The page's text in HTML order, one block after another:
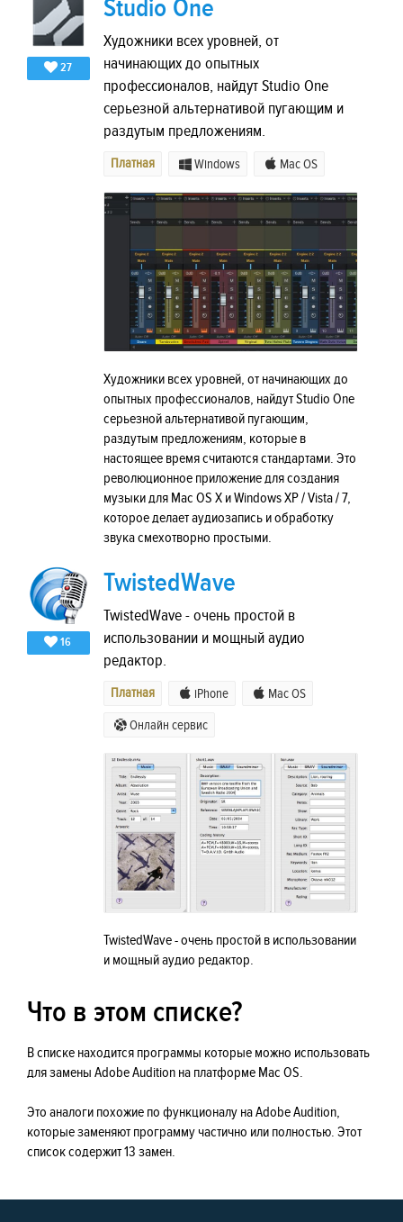
27
Studio One
Художники всех уровней, от
начинающих до опытных
профессионалов, найдут Studio One
серьезной альтернативой пугающим и
раздутым предложениям.
Платная Windows Mac OS
Художники всех уровней, от начинающих до
опытных профессионалов, найдут Studio One
серьезной альтернативой пугающим,
раздутым предложениям, которые в
настоящее время считаются стандартами. Это
революционное приложение для создания
музыки для Mac OS X и Windows XP / Vista / 7,
которое делает аудиозапись и обработку
звука смехотворно простыми.
16
TwistedWave
TwistedWave - очень простой в
использовании и мощный аудио
редактор.
Платная iPhone Mac OS
Онлайн сервис
TwistedWave - очень простой в использовании
и мощный аудио редактор.
Что в этом списке?
В списке находится программы которые можно использовать
для замены Adobe Audition на платформе Mac OS.
Это аналоги похожие по функционалу на Adobe Audition,
которые заменяют программу частично или полностью. Этот
список содержит 13 замен.